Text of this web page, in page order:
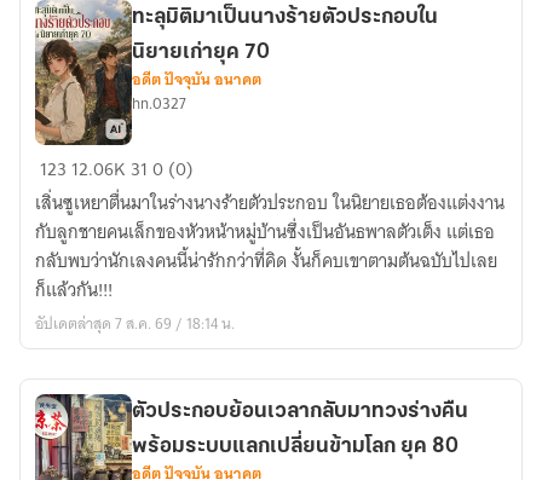
ทะลุ
มิติ
มา
เป็น
นาง
ร้าย
ตัวประกอบ
นิยาย
เก่า
ยุค
ทะลุมิติมาเป็นนางร้ายตัวประกอบใน
นิยายเก่ายุค 70
อดีต ปัจจุบัน อนาคต
hn.0327
123 12.06K 310 (0)
เสิ่นซูเหยาตื่นมาในร่างนางร้ายตัวประกอบ ในนิยายเธอต้องแต่งงาน
กับลูกชายคนเล็กของหัวหน้าหมู่บ้านซึ่งเป็นอันธพาลตัวเต็ง แต่เธอ
กลับพบว่านักเลงคนนี้น่ารักกว่าที่คิด งั้นก็คบเขาตามต้นฉบับไปเลย
ก็แล้วกัน!!!
อัปเดตล่าสุด 7 ส.ค. 69 / 18:14 น.
ตัวประกอบย้อนเวลากลับมาทวงร่างคืน
พร้อมระบบแลกเปลี่ยนข้ามโลก ยุค 80
อดีต ปัจจุบัน อนาคต